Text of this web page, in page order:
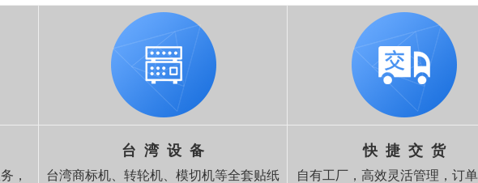
，
台 湾 设 备
台湾商标机、转轮机、模切机等全套贴纸
快 捷 交 货
自有工厂，高效灵活管理，订